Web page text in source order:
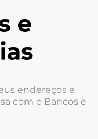
endereços e
com o Bancos e